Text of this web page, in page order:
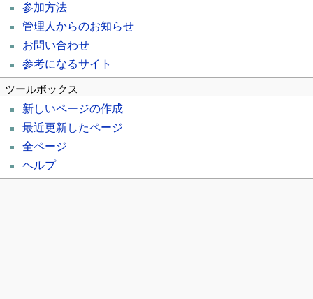
参加方法
管理人からのお知らせ
お問い合わせ
参考になるサイト
ツールボックス
新しいページの作成
最近更新したページ
全ページ
ヘルプ